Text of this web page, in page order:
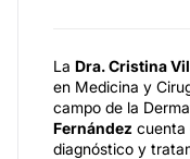
La Dra. Cristina
en Medicina y
campo de la
Fernández cuenta
diagnóstico y